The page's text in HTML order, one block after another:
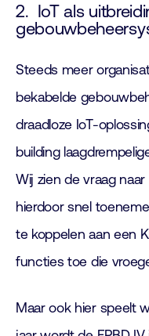
2. IoT als
Steeds meer
bekabelde
draadloze IoT-
building
Wij zien de vraag
hierdoor snel
te koppelen aan een
functies toe die
Maar ook hier speelt